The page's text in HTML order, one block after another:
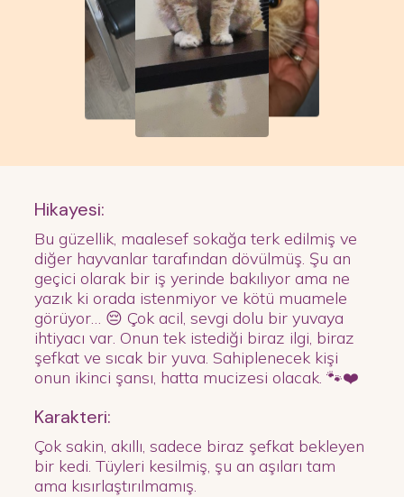
Hikayesi:
Bu güzellik, maalesef sokağa terk edilmiş ve
diğer hayvanlar tarafından dövülmüş. Şu an
geçici olarak bir iş yerinde bakılıyor ama ne
yazık ki orada istenmiyor ve kötü muamele
görüyor… 😔 Çok acil, sevgi dolu bir yuvaya
ihtiyacı var. Onun tek istediği biraz ilgi, biraz
şefkat ve sıcak bir yuva. Sahiplenecek kişi
onun ikinci şansı, hatta mucizesi olacak. 🐾❤️
Karakteri:
Çok sakin, akıllı, sadece biraz şefkat bekleyen
bir kedi. Tüyleri kesilmiş, şu an aşıları tam
ama kısırlaştırılmamış.